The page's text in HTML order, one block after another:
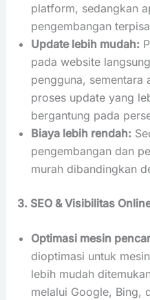
platform, sedangkan
pengembangan
Update lebih mudah:
pada website
pengguna, sementara
proses update yang
bergantung pada
Biaya lebih rendah:
pengembangan dan
murah dibandingkan
3. SEO & Visibilitas
Optimasi mesin
dioptimasi untuk
lebih mudah
melalui Google, Bing,